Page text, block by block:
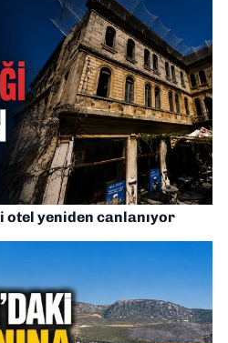
yeniden canlanıyor